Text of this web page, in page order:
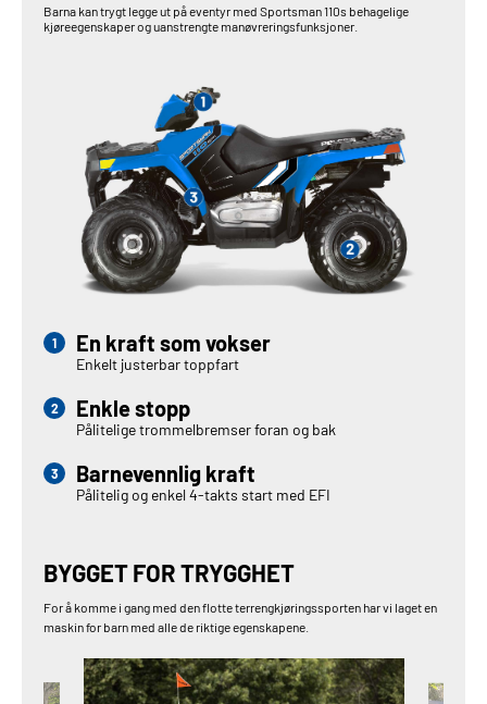
Barna kan trygt legge ut på eventyr med Sportsman 110s behagelige
kjøreegenskaper og uanstrengte manøvreringsfunksjoner.
En kraft som vokser
Enkelt justerbar toppfart
Enkle stopp
Pålitelige trommelbremser foran og bak
Barnevennlig kraft
Pålitelig og enkel 4-takts start med EFI
BYGGET FOR TRYGGHET
For å komme i gang med den flotte terrengkjøringssporten har vi laget en
maskin for barn med alle de riktige egenskapene.